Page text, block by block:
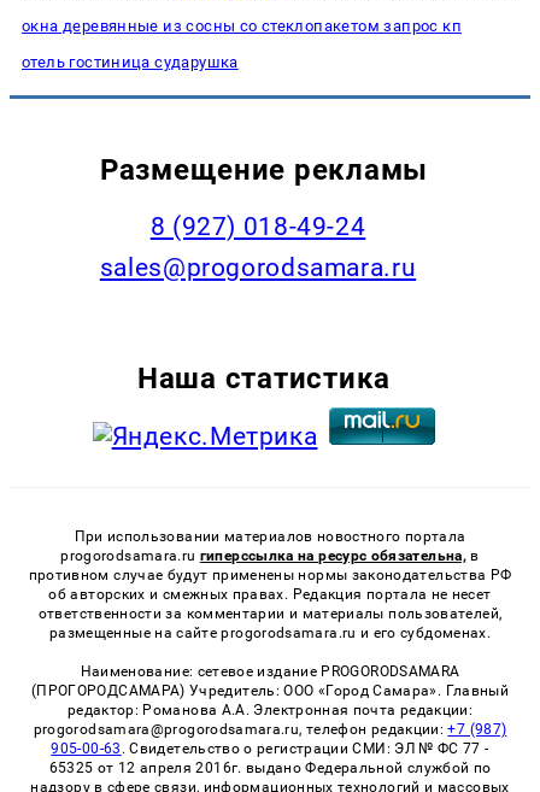
окна деревянные из сосны со стеклопакетом запрос кп
отель гостиница сударушка
Размещение рекламы
8 (927) 018-49-24
sales@progorodsamara.ru
Наша статистика
При использовании материалов новостного портала
progorodsamara.ru гиперссылка на ресурс обязательна, в
противном случае будут применены нормы законодательства РФ
об авторских и смежных правах. Редакция портала не несет
ответственности за комментарии и материалы пользователей,
размещенные на сайте progorodsamara.ru и его субдоменах.
Наименование: сетевое издание PROGORODSAMARA
(ПРОГОРОДСАМАРА) Учредитель: ООО «Город Самара». Главный
редактор: Романова А.А. Электронная почта редакции:
progorodsamara@progorodsamara.ru, телефон редакции:+7 (987)
905-00-63 . Свидетельство о регистрации СМИ: ЭЛ № ФС 77 -
65325 от 12 апреля 2016г. выдано Федеральной службой по
надзору в сфере связи, информационных технологий и массовых